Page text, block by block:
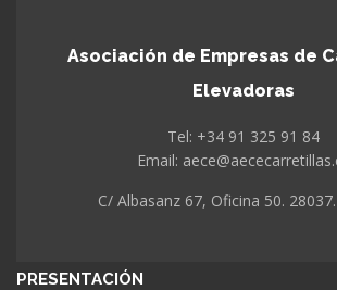
Asociación de Empresas de
Elevadoras
Tel: +34 91 325 91 84
Email:
C/ Albasanz 67, Oficina 50.
PRESENTACIÓN